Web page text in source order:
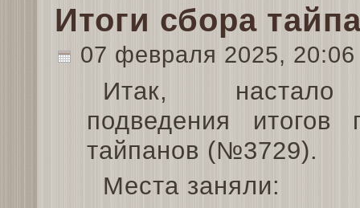
Итоги сбора
07 февраля 2025,
Итак,
подведения итогов
тайпанов (№3729).
Места заняли: